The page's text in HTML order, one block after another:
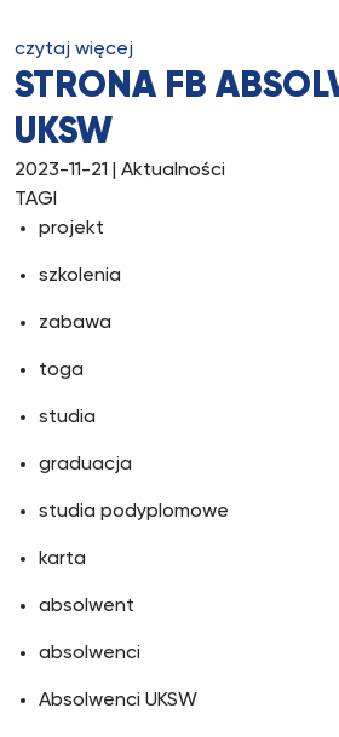
czytaj więcej
STRONA FB
UKSW
2023-11-21
| Aktualności
TAGI
projekt
szkolenia
zabawa
toga
studia
graduacja
studia podyplomowe
karta
absolwent
absolwenci
Absolwenci UKSW